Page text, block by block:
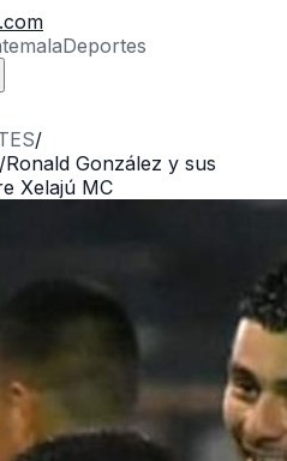
Deportes
/
/Ronald González y sus
Xelajú MC